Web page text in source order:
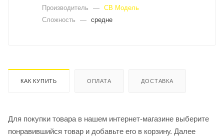
Производитель
— СВ Модель
Сложность
— средне
КАК КУПИТЬ ОПЛАТА ДОСТАВКА
Для покупки товара в нашем интернет-магазине выберите
понравившийся товар и добавьте его в корзину. Далее